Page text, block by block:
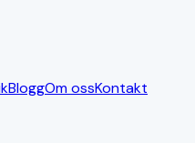
BloggOm ossKontakt